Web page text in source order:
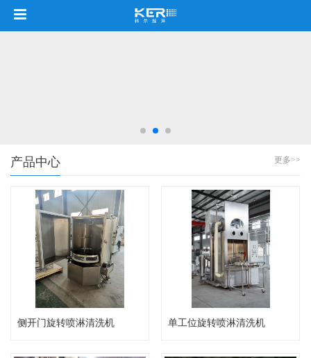
更多>>
产品中心
侧开门旋转喷淋清洗机 单工位旋转喷淋清洗机